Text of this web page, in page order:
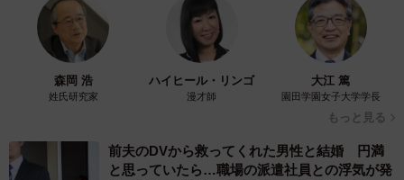
森岡 浩
姓氏研究家
ハイヒール・リンゴ
漫才師
大江 篤
園田学園女子大学学長
もっと見る
前夫のDVから救ってくれた男性と結婚 円満
と思っていたら…職場の派遣社員との浮気が発